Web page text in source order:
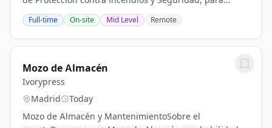
formar parte de nuestro equipo realizando trabajos de
instalación.RequisitosExperiencia en...
Full-time On-site Mid Level Remote
Mozo de Almacén
Ivorypress
Madrid
Today
Mozo de Almacén y MantenimientoSobre el